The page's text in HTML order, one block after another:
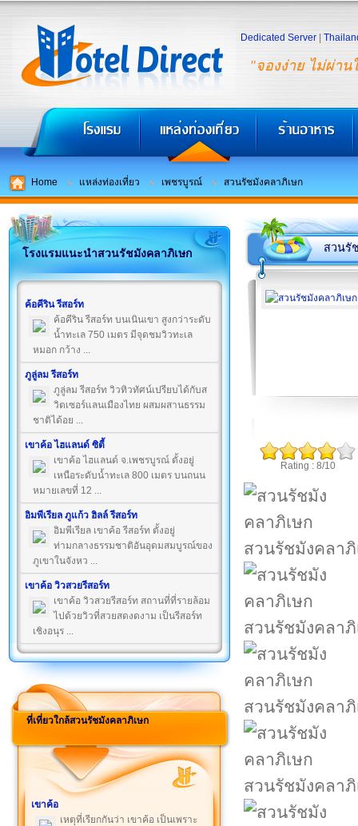
"จองง่าย ไม่ผ่าน
Dedicated Server
Home แหล่งท่องเที่ยว เพชรบูรณ์ สวนรัชมังคลาภิเษก
โรงแรมแนะนำสวนรัชมังคลาภิเษก
ค้อคีริน รีสอร์ท
ค้อคีริน รีสอร์ท บนเนินเขา สูงกว่าระดับ
น้ำทะเล 750 เมตร มีจุดชมวิวทะเล
หมอก กว้าง ...
ภูลู่ลม รีสอร์ท
ภูลู่ลม รีสอร์ท วิวทิวทัศน์เปรียบได้กับส
วิตเซอร์แลนเมืองไทย ผสมผสานธรรม
ชาติได้อย ...
เขาค้อ ไฮแลนด์ ซิตี้
เขาค้อ ไฮแลนด์ จ.เพชรบูรณ์ ตั้งอยู่
เหนือระดับน้ำทะเล 800 เมตร บนถนน
หมายเลขที่ 12 ...
อิมพีเรียล ภูแก้ว ฮิลล์ รีสอร์ท
อิมพีเรียล เขาค้อ รีสอร์ท ตั้งอยู่
ท่ามกลางธรรมชาติอันอุดมสมบูรณ์ของ
ภูเขาในจังหว ...
เขาค้อ วิวสวยรีสอร์ท
เขาค้อ วิวสวยรีสอร์ท สถานที่ที่รายล้อม
ไปด้วยวิวที่สวยสดงดงาม เป็นรีสอร์ท
เชิงอนุร ...
ที่เที่ยวใกล้สวนรัชมังคลาภิเษก
เขาค้อ
เหตุที่เรียกกันว่า เขาค้อ เป็นเพราะ
สวนรั
Rating : 8/10
สวนรัชมังคลาภิ
สวนรัชมังคลาภิ
สวนรัชมังคลาภิ
สวนรัชมังคลาภิ